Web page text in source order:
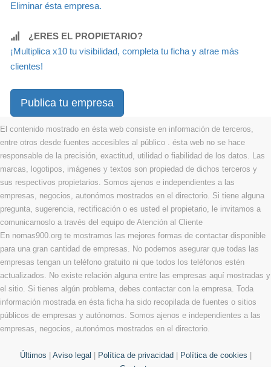
Eliminar ésta empresa.
¿ERES EL PROPIETARIO?
¡Multiplica x10 tu visibilidad, completa tu ficha y atrae más
clientes!
Publica tu empresa
El contenido mostrado en ésta web consiste en información de terceros,
entre otros desde fuentes accesibles al público . ésta web no se hace
responsable de la precisión, exactitud, utilidad o fiabilidad de los datos. Las
marcas, logotipos, imágenes y textos son propiedad de dichos terceros y
sus respectivos propietarios. Somos ajenos e independientes a las
empresas, negocios, autonómos mostrados en el directorio. Si tiene alguna
pregunta, sugerencia, rectificación o es usted el propietario, le invitamos a
comunicarnoslo a través del equipo de Atención al Cliente
En nomas900.org te mostramos las mejores formas de contactar disponible
para una gran cantidad de empresas. No podemos asegurar que todas las
empresas tengan un teléfono gratuito ni que todos los teléfonos estén
actualizados. No existe relación alguna entre las empresas aquí mostradas y
el sitio. Si tienes algún problema, debes contactar con la empresa. Toda
información mostrada en ésta ficha ha sido recopilada de fuentes o sitios
públicos de empresas y autónomos. Somos ajenos e independientes a las
empresas, negocios, autonómos mostrados en el directorio.
Últimos Aviso legal Política de privacidad Política de cookies